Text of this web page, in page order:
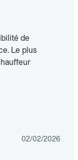
de
Le plus
02/02/2026